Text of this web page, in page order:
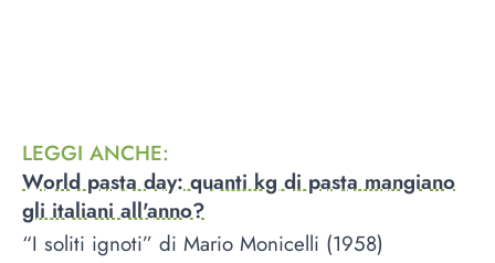
LEGGI ANCHE:
World pasta day: quanti kg di pasta mangiano
gli italiani all'anno?
“I soliti ignoti” di Mario Monicelli (1958)